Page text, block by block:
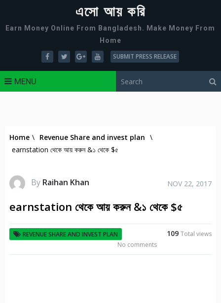
এসো আয় করি
Earn Money Online From Bangladesh. Make Money From
Home
SUBMIT PRESS RELEASE
MENU
Home \ Revenue Share and invest plan \
earnstation থেকে আয় করুন &১ থেকে $৫
By Raihan Khan NOV 22, 2017
earnstation থেকে আয় করুন &১ থেকে $৫
REVENUE SHARE AND INVEST PLAN 109Total views
No comments